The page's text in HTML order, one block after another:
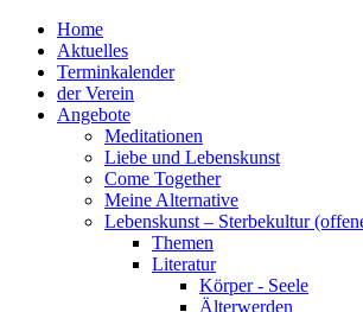
Home
Aktuelles
Terminkalender
der Verein
Angebote
Meditationen
Liebe und Lebenskunst
Come Together
Meine Alternative
Lebenskunst – Sterbekultur
Themen
Literatur
Körper - Seele
Älterwerden